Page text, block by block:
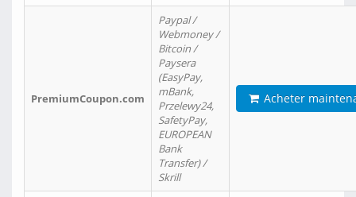
PremiumCoupon.com
Paypal /
Webmoney /
Bitcoin /
Paysera
(EasyPay,
mBank,
Przelewy24,
SafetyPay,
EUROPEAN
Bank
Transfer) /
Skrill
Acheter